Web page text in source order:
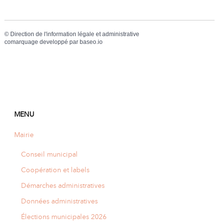
© Direction de l'information légale et administrative
comarquage developpé par baseo.io
MENU
Mairie
Conseil municipal
Coopération et labels
Démarches administratives
Données administratives
Élections municipales 2026